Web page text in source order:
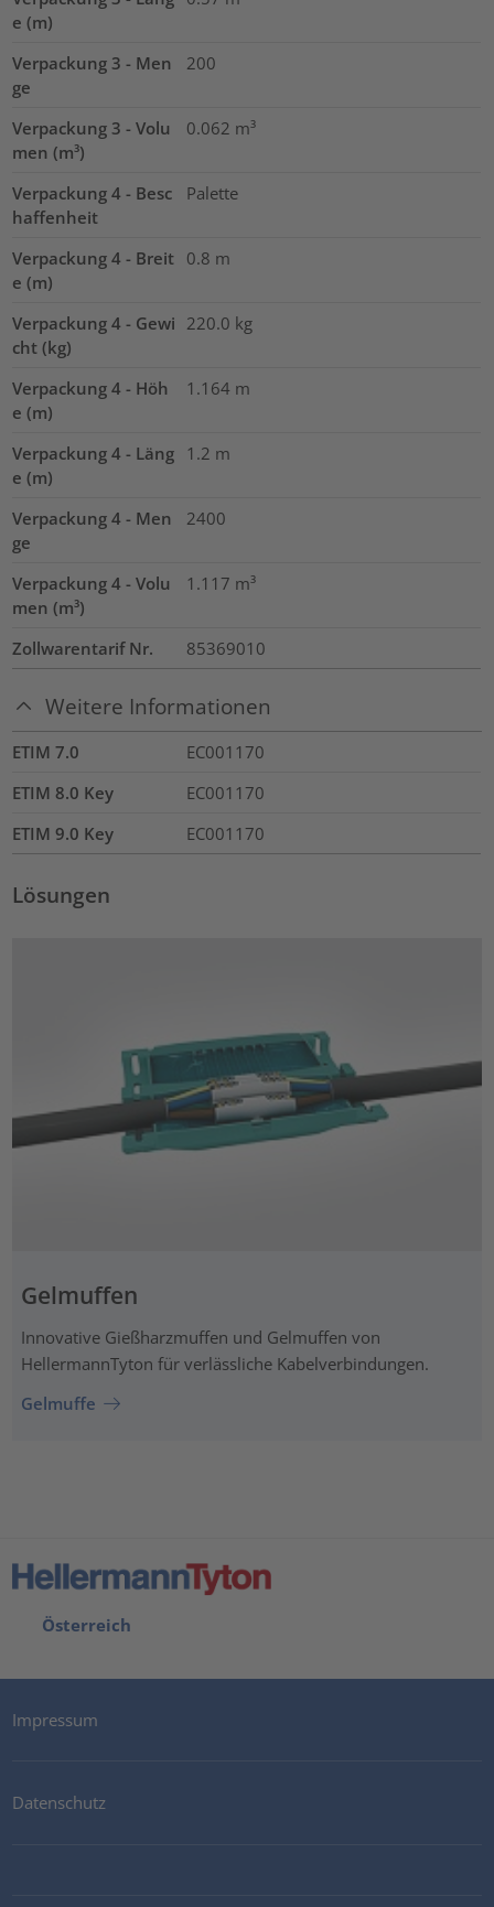
e (m)
Verpackung 3 - Men
ge
200
Verpackung 3 - Volu
men (m³)
0.062 m³
Verpackung 4 - Besc
haffenheit
Palette
Verpackung 4 - Breit
e (m)
0.8 m
Verpackung 4 - Gewi
cht (kg)
220.0 kg
Verpackung 4 - Höh
e (m)
1.164 m
Verpackung 4 - Läng
e (m)
1.2 m
Verpackung 4 - Men
ge
2400
Verpackung 4 - Volu
men (m³)
1.117 m³
Zollwarentarif Nr. 85369010
Weitere Informationen
ETIM 7.0
EC001170
ETIM 8.0 Key
EC001170
ETIM 9.0 Key
EC001170
Lösungen
Gelmuffen
Innovative Gießharzmuffen und Gelmuffen von
HellermannTyton für verlässliche Kabelverbindungen.
Gelmuffe
Österreich
Impressum
Datenschutz